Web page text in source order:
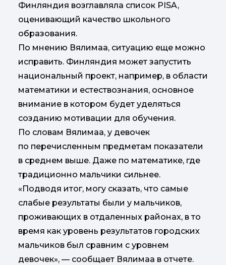
Финляндия возглавляла список PISA,
оценивающий качество школьного
образования.
По мнению Вялимаа, ситуацию еще можно
исправить. Финляндия может запустить
национальный проект, например, в области
математики и естествознания, основное
внимание в котором будет уделяться
созданию мотивации для обучения.
По словам Вялимаа, у девочек
по перечисленным предметам показатели
в среднем выше. Даже по математике, где
традиционно мальчики сильнее.
«Подводя итог, могу сказать, что самые
слабые результаты были у мальчиков,
проживающих в отдаленных районах, в то
время как уровень результатов городских
мальчиков был сравним с уровнем
девочек», — сообщает Вялимаа в отчете.